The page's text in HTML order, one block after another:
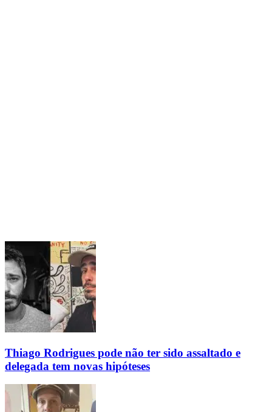
Thiago Rodrigues pode não ter sido assaltado e
delegada tem novas hipóteses